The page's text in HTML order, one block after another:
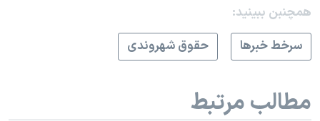
همچنبن ببینید:
سرخط خبرها
حقوق شهروندی
مطالب مرتبط